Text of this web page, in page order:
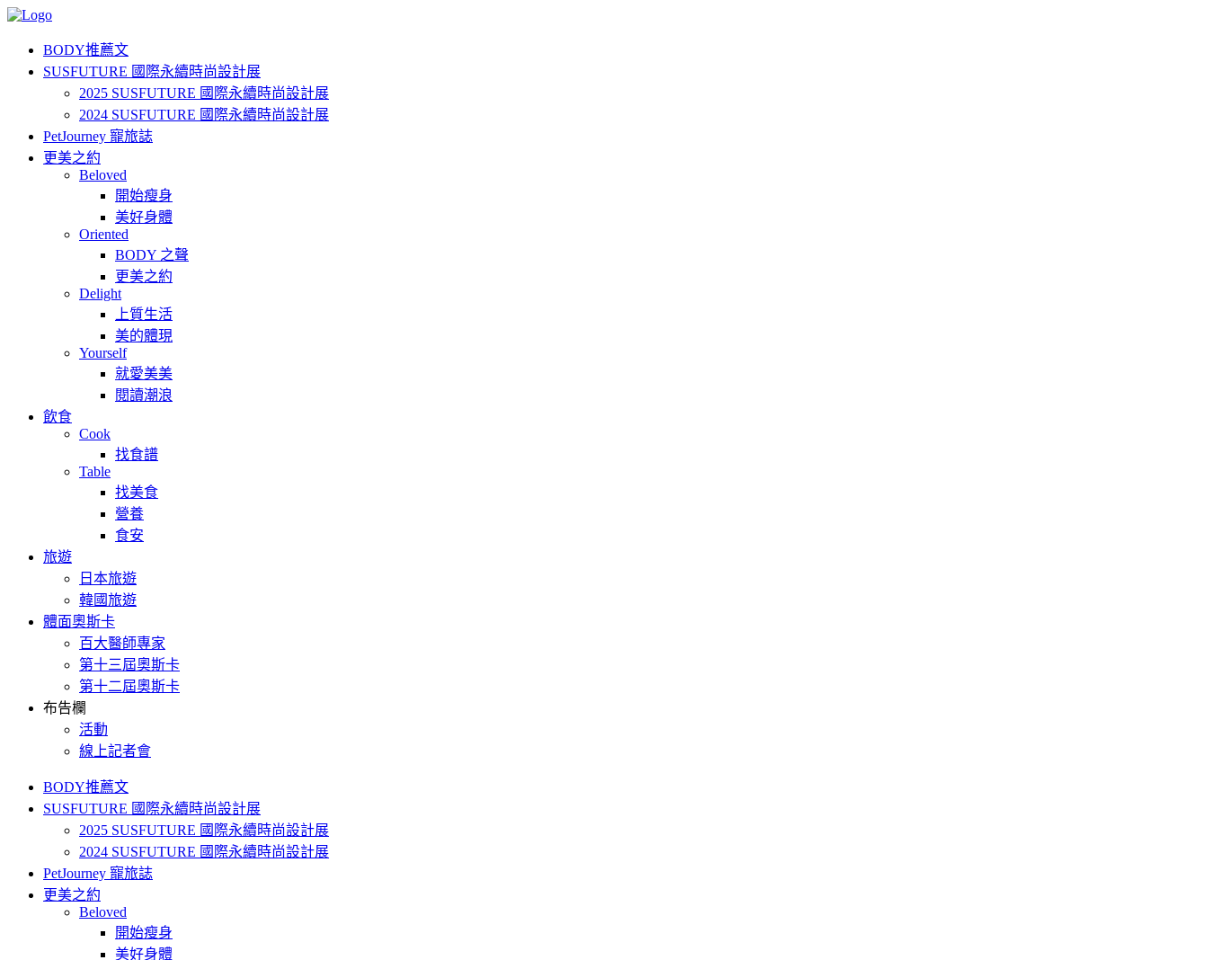
BODY推薦文
SUSFUTURE 國際永續時尚設計展
2025 SUSFUTURE 國際永續時尚設計展
2024 SUSFUTURE 國際永續時尚設計展
PetJourney 寵旅誌
更美之約
Beloved
開始瘦身
美好身體
Oriented
BODY 之聲
更美之約
Delight
上質生活
美的體現
Yourself
就愛美美
閱讀潮浪
飲食
Cook
找食譜
Table
找美食
營養
食安
旅遊
日本旅遊
韓國旅遊
體面奧斯卡
百大醫師專家
第十三屆奧斯卡
第十二屆奧斯卡
布告欄
活動
線上記者會
BODY推薦文
SUSFUTURE 國際永續時尚設計展
2025 SUSFUTURE 國際永續時尚設計展
2024 SUSFUTURE 國際永續時尚設計展
PetJourney 寵旅誌
更美之約
Beloved
開始瘦身
美好身體